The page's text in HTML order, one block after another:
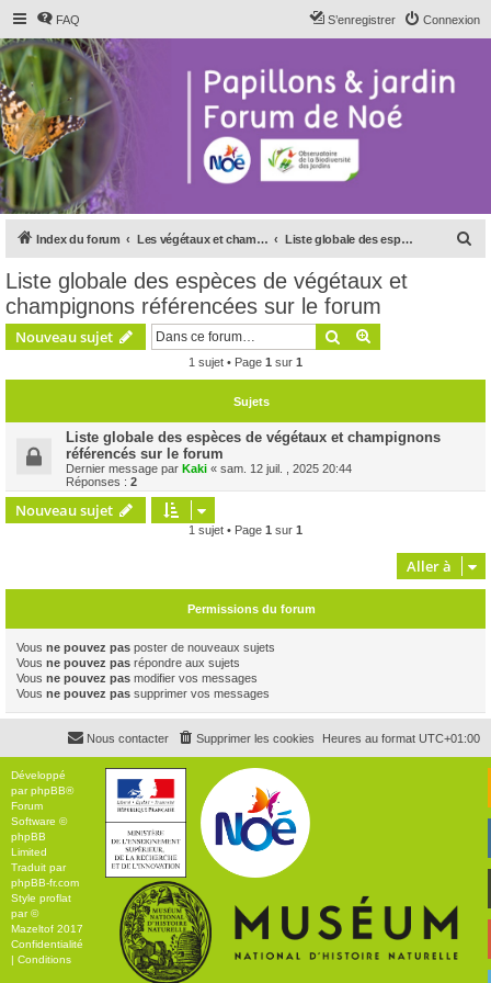
FAQ Connexion
S’enregistrer
Index du forum Les végétaux et champignons Liste globale des espèces de végétaux et champignons référencées sur le forum
h
Liste globale des espèces de végétaux et
champignons référencées sur le forum
Nouveau sujet Rechercher
1 sujet • Page 1 sur 1
Sujets
Liste globale des espèces de végétaux et champignons
référencés sur le forum
Dernier message par Kaki « sam. 12 juil. , 2025 20:44
Réponses : 2
Nouveau sujet
1 sujet • Page 1 sur 1
Aller à
Permissions du forum
Vous ne pouvez pas poster de nouveaux sujets
Vous ne pouvez pas répondre aux sujets
Vous ne pouvez pas modifier vos messages
Vous ne pouvez pas supprimer vos messages
Heures au format UTC+01:00
Supprimer les cookies
Nous contacter
Développé
parphpBB®
Forum
Software ©
phpBB
Limited
Traduit par
phpBB-fr.com
Style proflat
par ©
Mazeltof 2017
Confidentialité
| Conditions